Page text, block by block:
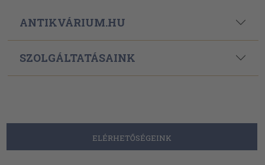
ANTIKVÁRIUM.HU
SZOLGÁLTATÁSAINK
ELÉRHETŐSÉGEINK